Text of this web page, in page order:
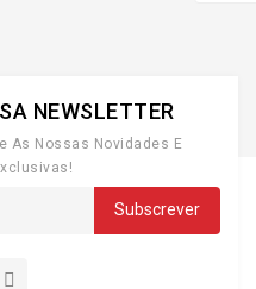
NEWSLETTER
As Nossas Novidades E